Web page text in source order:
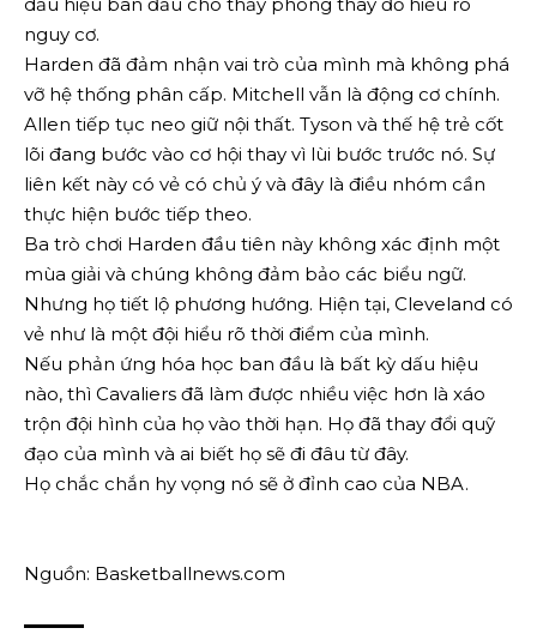
dấu hiệu ban đầu cho thấy phòng thay đồ hiểu rõ
nguy cơ.
Harden đã đảm nhận vai trò của mình mà không phá
vỡ hệ thống phân cấp. Mitchell vẫn là động cơ chính.
Allen tiếp tục neo giữ nội thất. Tyson và thế hệ trẻ cốt
lõi đang bước vào cơ hội thay vì lùi bước trước nó. Sự
liên kết này có vẻ có chủ ý và đây là điều nhóm cần
thực hiện bước tiếp theo.
Ba trò chơi Harden đầu tiên này không xác định một
mùa giải và chúng không đảm bảo các biểu ngữ.
Nhưng họ tiết lộ phương hướng. Hiện tại, Cleveland có
vẻ như là một đội hiểu rõ thời điểm của mình.
Nếu phản ứng hóa học ban đầu là bất kỳ dấu hiệu
nào, thì Cavaliers đã làm được nhiều việc hơn là xáo
trộn đội hình của họ vào thời hạn. Họ đã thay đổi quỹ
đạo của mình và ai biết họ sẽ đi đâu từ đây.
Họ chắc chắn hy vọng nó sẽ ở đỉnh cao của NBA.
Nguồn: Basketballnews.com